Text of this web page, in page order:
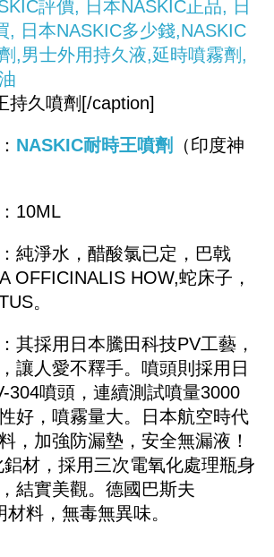
持久噴劑[/caption]
NASKIC耐時王噴劑
（印度神
10ML
純淨水，醋酸氯已定，巴戟
OFFICINALIS HOW,蛇床子，
。
其採用日本騰田科技PV工藝，
讓人愛不釋手。噴頭則採用日
304噴頭，連續測試噴量3000
好，噴霧量大。日本航空時代
，加強防漏墊，安全無漏液！
材，採用三次電氧化處理瓶身
結實美觀。德國巴斯夫
材料，無毒無異味。